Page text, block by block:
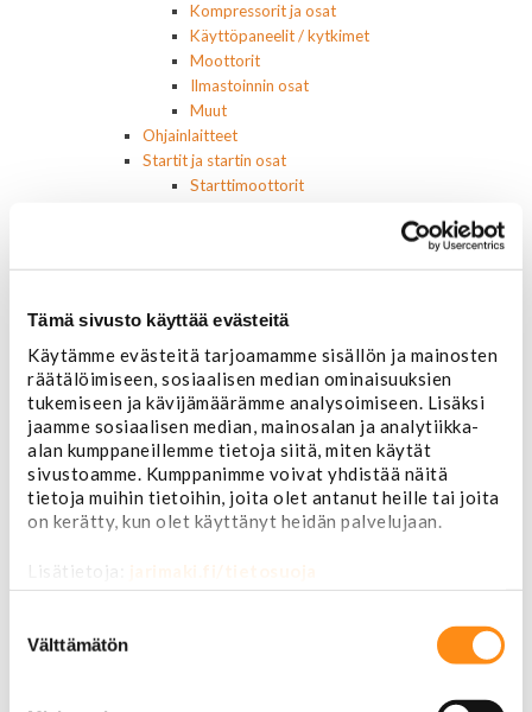
Tämä sivusto käyttää evästeitä
Käytämme evästeitä tarjoamamme sisällön ja mainosten
räätälöimiseen, sosiaalisen median ominaisuuksien
tukemiseen ja kävijämäärämme analysoimiseen. Lisäksi
jaamme sosiaalisen median, mainosalan ja analytiikka-
alan kumppaneillemme tietoja siitä, miten käytät
sivustoamme. Kumppanimme voivat yhdistää näitä
tietoja muihin tietoihin, joita olet antanut heille tai joita
on kerätty, kun olet käyttänyt heidän palvelujaan.
Lisätietoja: jarimaki.fi/tietosuoja
valinta
Välttämätön
Kompressorit ja osat
Käyttöpaneelit / kytkimet
Moottorit
Ilmastoinnin osat
Muut
Ohjainlaitteet
Startit ja startin osat
Starttimoottorit
Jarruvalokytkimet
Lasinnostimen kytkimet
Lämmityslaitteen osat
Muut kytkimet ja sähköosat
Nelivedon kytkimet
Ovivalokykimet
Releet ja sulakkeet
Vakionopeudensäätimen osat
Tarrat, tunnukset, logot, merkit